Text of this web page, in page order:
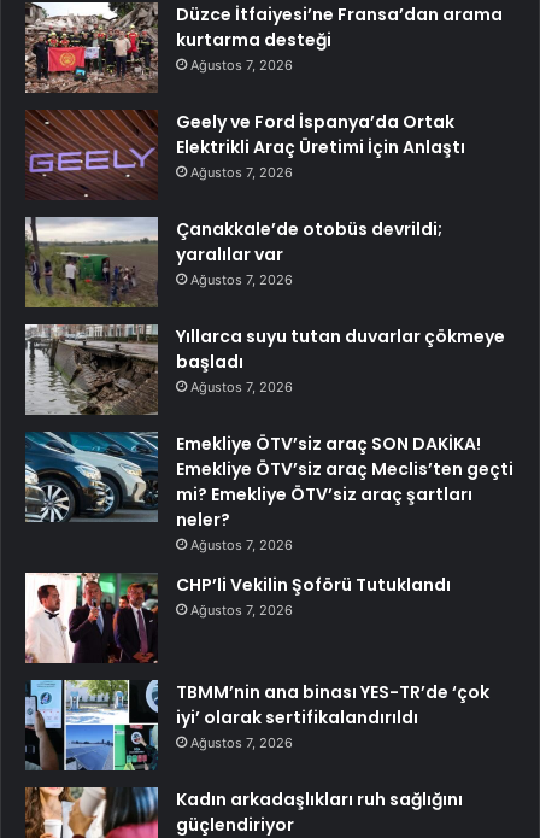
Düzce İtfaiyesi’ne Fransa’dan arama
kurtarma desteği
Ağustos 7, 2026
Geely ve Ford İspanya’da Ortak
Elektrikli Araç Üretimi İçin Anlaştı
Ağustos 7, 2026
Çanakkale’de otobüs devrildi;
yaralılar var
Ağustos 7, 2026
Yıllarca suyu tutan duvarlar çökmeye
başladı
Ağustos 7, 2026
Emekliye ÖTV’siz araç SON DAKİKA!
Emekliye ÖTV’siz araç Meclis’ten geçti
mi? Emekliye ÖTV’siz araç şartları
neler?
Ağustos 7, 2026
CHP’li Vekilin Şoförü Tutuklandı
Ağustos 7, 2026
TBMM’nin ana binası YES-TR’de ‘çok
iyi’ olarak sertifikalandırıldı
Ağustos 7, 2026
Kadın arkadaşlıkları ruh sağlığını
güçlendiriyor